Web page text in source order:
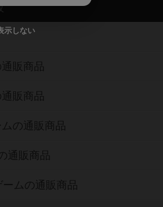
示しない
販商品
販商品
の通販商品
通販商品
ムの通販商品